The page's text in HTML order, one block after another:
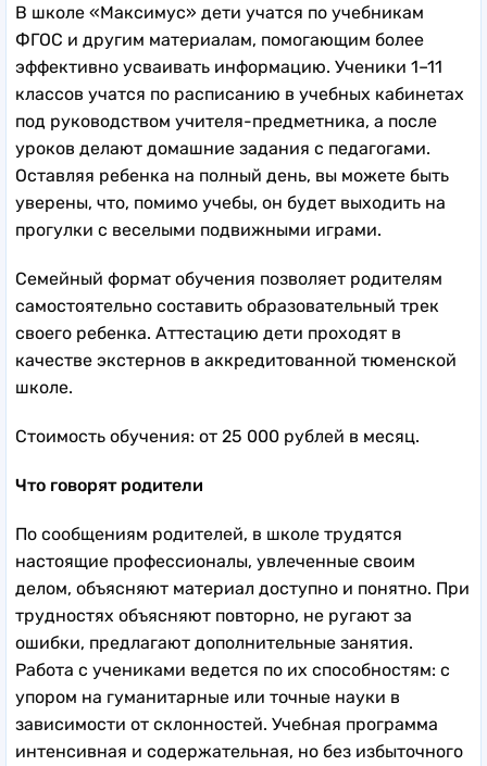
В школе «Максимус» дети учатся по учебникам
ФГОС и другим материалам, помогающим более
эффективно усваивать информацию. Ученики 1–11
классов учатся по расписанию в учебных кабинетах
под руководством учителя-предметника, а после
уроков делают домашние задания с педагогами.
Оставляя ребенка на полный день, вы можете быть
уверены, что, помимо учебы, он будет выходить на
прогулки с веселыми подвижными играми.
Семейный формат обучения позволяет родителям
самостоятельно составить образовательный трек
своего ребенка. Аттестацию дети проходят в
качестве экстернов в аккредитованной тюменской
школе.
Стоимость обучения: от 25 000 рублей в месяц.
Что говорят родители
По сообщениям родителей, в школе трудятся
настоящие профессионалы, увлеченные своим
делом, объясняют материал доступно и понятно. При
трудностях объясняют повторно, не ругают за
ошибки, предлагают дополнительные занятия.
Работа с учениками ведется по их способностям: с
упором на гуманитарные или точные науки в
зависимости от склонностей. Учебная программа
интенсивная и содержательная, но без избыточного